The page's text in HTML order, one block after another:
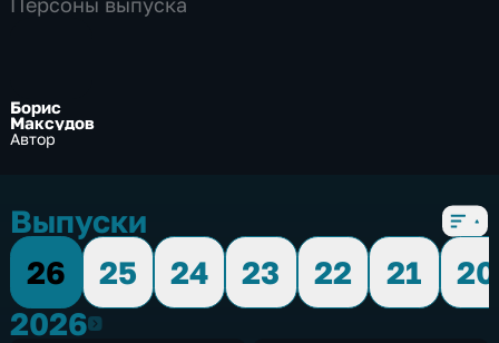
Борис
Максудов
Автор
Выпуски
26
25 24 23 22 21
20
20262026